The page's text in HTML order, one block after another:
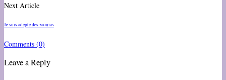
Next Article
Je suis adepte des zaouïas
Comments (0)
Leave a Reply